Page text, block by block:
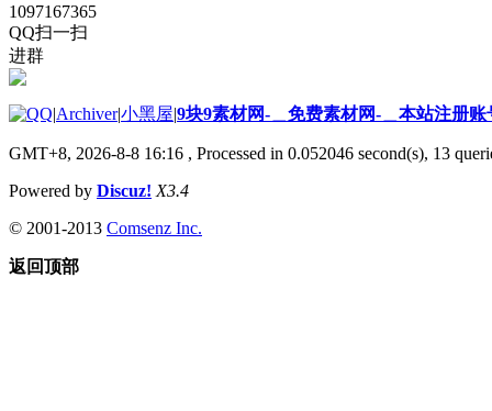
1097167365
QQ扫一扫
进群
|Archiver|小黑屋|9块9素材网-＿免费素材网-＿本站注册账
GMT+8, 2026-8-8 16:16 , Processed in 0.052046 second(s), 13
Powered by Discuz! X3.4
© 2001-2013 Comsenz Inc.
返回顶部